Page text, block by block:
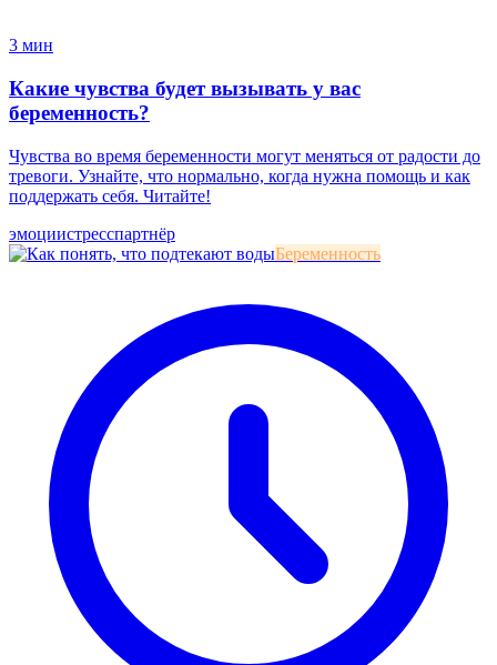
3 мин
Какие чувства будет вызывать у вас
беременность?
Чувства во время беременности могут меняться от радости до
тревоги. Узнайте, что нормально, когда нужна помощь и как
поддержать себя. Читайте!
эмоциистресспартнёр
Беременность